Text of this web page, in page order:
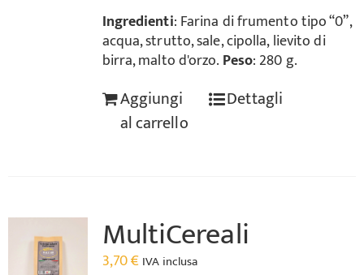
Ingredienti: Farina di frumento tipo “0”,
acqua, strutto, sale, cipolla, lievito di
birra, malto d'orzo. Peso: 280 g.
Aggiungi
al carrello
Dettagli
MultiCereali
3,70€ IVA inclusa